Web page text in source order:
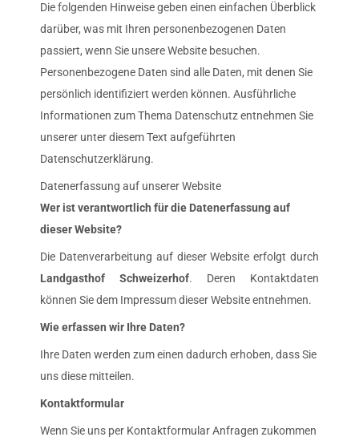
Die folgenden Hinweise geben einen einfachen Überblick
darüber, was mit Ihren personenbezogenen Daten
passiert, wenn Sie unsere Website besuchen.
Personenbezogene Daten sind alle Daten, mit denen Sie
persönlich identifiziert werden können. Ausführliche
Informationen zum Thema Datenschutz entnehmen Sie
unserer unter diesem Text aufgeführten
Datenschutzerklärung.
Datenerfassung auf unserer Website
Wer ist verantwortlich für die Datenerfassung auf
dieser Website?
Die Datenverarbeitung auf dieser Website erfolgt durch
Landgasthof Schweizerhof. Deren Kontaktdaten
können Sie dem Impressum dieser Website entnehmen.
Wie erfassen wir Ihre Daten?
Ihre Daten werden zum einen dadurch erhoben, dass Sie
uns diese mitteilen.
Kontaktformular
Wenn Sie uns per Kontaktformular Anfragen zukommen